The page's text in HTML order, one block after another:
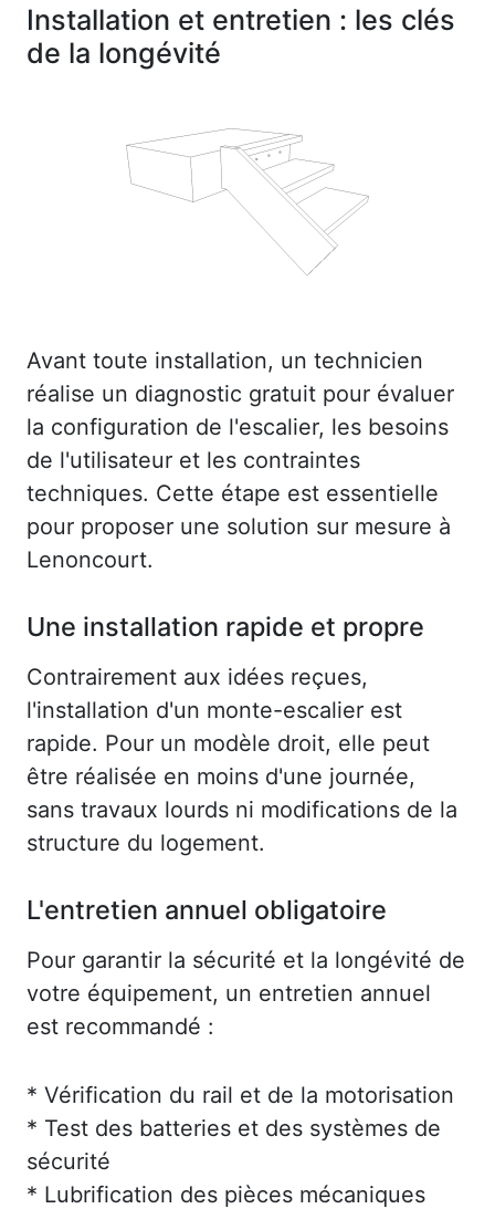
Installation et entretien : les clés
de la longévité
Avant toute installation, un technicien
réalise un diagnostic gratuit pour évaluer
la configuration de l'escalier, les besoins
de l'utilisateur et les contraintes
techniques. Cette étape est essentielle
pour proposer une solution sur mesure à
Lenoncourt.
Une installation rapide et propre
Contrairement aux idées reçues,
l'installation d'un monte-escalier est
rapide. Pour un modèle droit, elle peut
être réalisée en moins d'une journée,
sans travaux lourds ni modifications de la
structure du logement.
L'entretien annuel obligatoire
Pour garantir la sécurité et la longévité de
votre équipement, un entretien annuel
est recommandé :
* Vérification du rail et de la motorisation
* Test des batteries et des systèmes de
sécurité
* Lubrification des pièces mécaniques